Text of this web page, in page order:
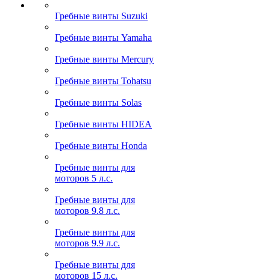
Гребные винты Suzuki
Гребные винты Yamaha
Гребные винты Mercury
Гребные винты Tohatsu
Гребные винты Solas
Гребные винты HIDEA
Гребные винты Honda
Гребные винты для
моторов 5 л.с.
Гребные винты для
моторов 9.8 л.с.
Гребные винты для
моторов 9.9 л.с.
Гребные винты для
моторов 15 л.с.